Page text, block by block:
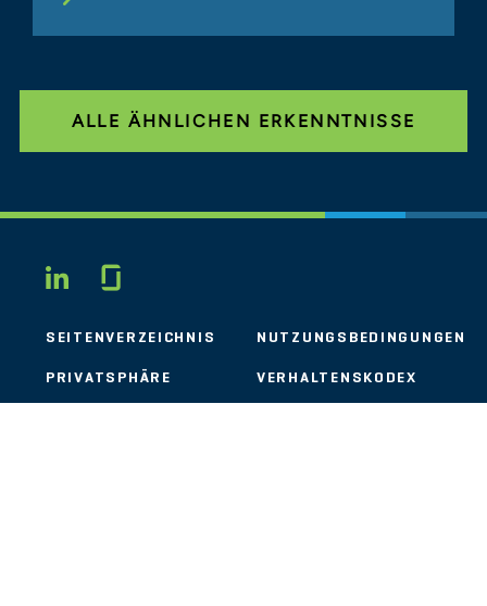
ALLE ÄHNLICHEN ERKENNTNISSE
LINKEDIN
SEITENVERZEICHNIS NUTZUNGSBEDINGUNGEN
PRIVATSPHÄRE VERHALTENSKODEX